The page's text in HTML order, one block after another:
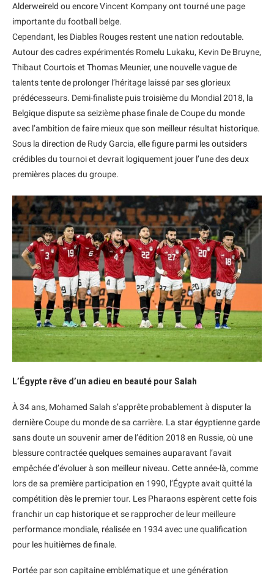
Alderweireld ou encore Vincent Kompany ont tourné une page
importante du football belge.
Cependant, les Diables Rouges restent une nation redoutable.
Autour des cadres expérimentés Romelu Lukaku, Kevin De Bruyne,
Thibaut Courtois et Thomas Meunier, une nouvelle vague de
talents tente de prolonger l’héritage laissé par ses glorieux
prédécesseurs. Demi-finaliste puis troisième du Mondial 2018, la
Belgique dispute sa seizième phase finale de Coupe du monde
avec l’ambition de faire mieux que son meilleur résultat historique.
Sous la direction de Rudy Garcia, elle figure parmi les outsiders
crédibles du tournoi et devrait logiquement jouer l’une des deux
premières places du groupe.
L’Égypte rêve d’un adieu en beauté pour Salah
À 34 ans, Mohamed Salah s’apprête probablement à disputer la
dernière Coupe du monde de sa carrière. La star égyptienne garde
sans doute un souvenir amer de l’édition 2018 en Russie, où une
blessure contractée quelques semaines auparavant l’avait
empêchée d’évoluer à son meilleur niveau. Cette année-là, comme
lors de sa première participation en 1990, l’Égypte avait quitté la
compétition dès le premier tour. Les Pharaons espèrent cette fois
franchir un cap historique et se rapprocher de leur meilleure
performance mondiale, réalisée en 1934 avec une qualification
pour les huitièmes de finale.
Portée par son capitaine emblématique et une génération